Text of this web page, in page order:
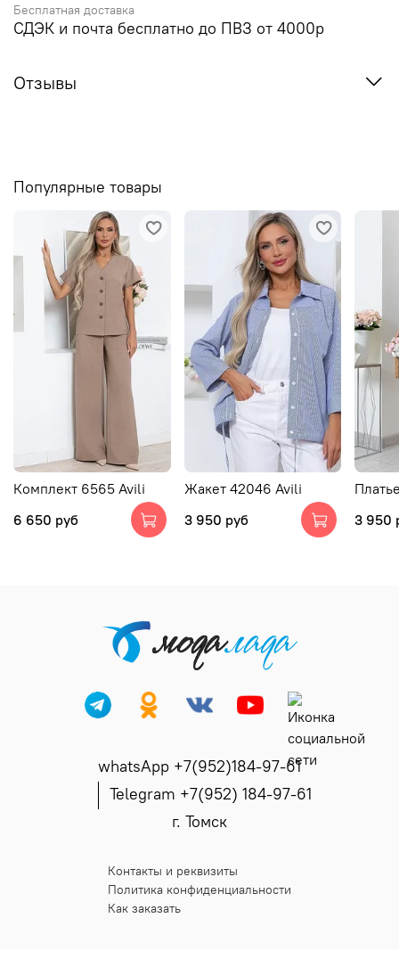
Бесплатная доставка
СДЭК и почта бесплатно до ПВЗ от 4000р
Отзывы
Популярные товары
Комплект 6565 Avili
6 650 руб
Жакет 42046 Avili
3 950 руб
3 950
whatsApp +7(952)184-97-61
Telegram +7(952) 184-97-61
г. Томск
Контакты и реквизиты
Политика конфиденциальности
Как заказать